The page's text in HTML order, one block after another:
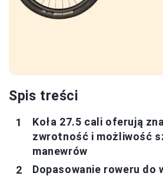
Spis treści
Koła 27.5 cali oferują
zwrotność i możliwość
manewrów
Dopasowanie roweru do